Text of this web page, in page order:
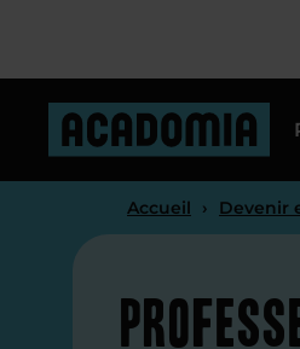
Accueil › Devenir